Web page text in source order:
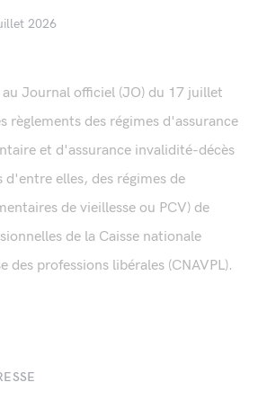
2026
Journal officiel (JO) du 17 juillet
règlements des régimes d'assurance
et d'assurance invalidité-décès
elles, des régimes de
de vieillesse ou PCV) de
de la Caisse nationale
des professions libérales (CNAVPL).